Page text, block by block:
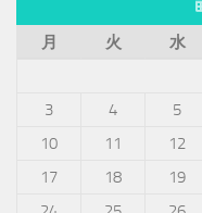
月
火 水
3
4 5
10
11 12
17
18 19